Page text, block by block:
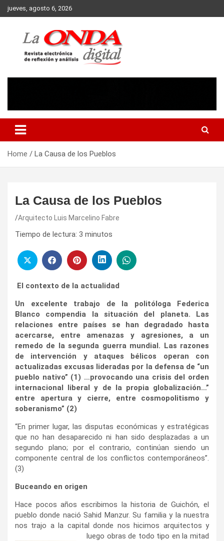
Skip
to
jueves, agosto 6, 2026
Home La Causa de los Pueblos
La Causa de los Pueblos
Arquitecto Luis Marcelino Fabre
Tiempo de lectura: 3 minutos
El contexto de la actualidad
Un excelente trabajo de la politóloga Federica
Blanco compendia la situación del planeta. Las
relaciones entre países se han degradado hasta
acercarse, entre amenazas y agresiones, a un
remedo de la segunda guerra mundial. Las razones
de intervención y ataques bélicos operan con
actualizadas excusas lideradas por la defensa de “un
pueblo nativo” (1) …provocando una crisis del orden
internacional liberal y de la propia globalización…”
entre apertura y cierre, entre cosmopolitismo y
soberanismo” (2)
“En primer lugar, las disputas económicas y estratégicas
que no han desaparecido ni han sido desplazadas a un
segundo plano; por el contrario, continúan siendo un
componente central de los conflictos contemporáneos”.
(3)
Buceando en origen
Hace pocos años escribimos la historia de Guichón, el
pueblo donde nació Sahid Manzur. Su familia y la nuestra
nos trajo a la capital donde nos hicimos arquitectos y
luego obras de todo tipo en la mitad